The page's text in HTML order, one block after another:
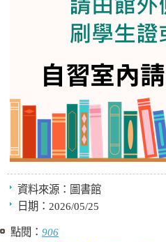
資料來源： 圖書館
日期： 2026/05/25
點閱： 906